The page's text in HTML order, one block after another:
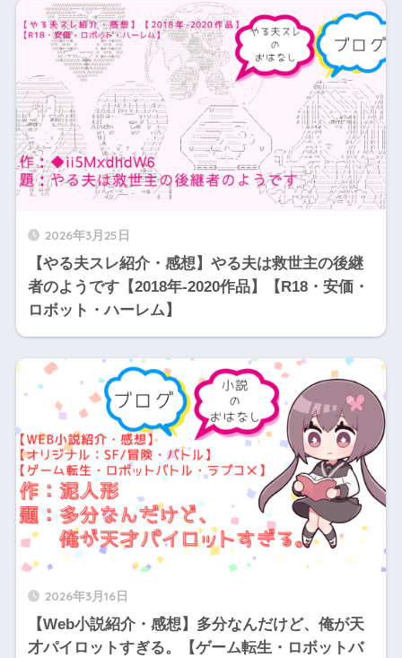
2026年3月25日
【やる夫スレ紹介・感想】やる夫は救世主の後継
者のようです【2018年-2020作品】【R18・安価・
ロボット・ハーレム】
2026年3月16日
【Web小説紹介・感想】多分なんだけど、俺が天
才パイロットすぎる。【ゲーム転生・ロボットバ